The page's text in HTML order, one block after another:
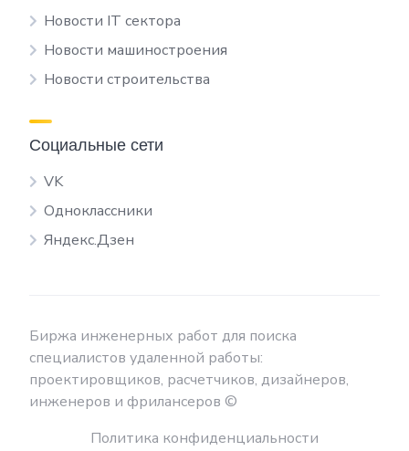
Новости IT сектора
Новости машиностроения
Новости строительства
Социальные сети
VK
Одноклассники
Яндекс.Дзен
Биржа инженерных работ для поиска
специалистов удаленной работы:
проектировщиков, расчетчиков, дизайнеров,
инженеров и фрилансеров ©
Политика конфиденциальности